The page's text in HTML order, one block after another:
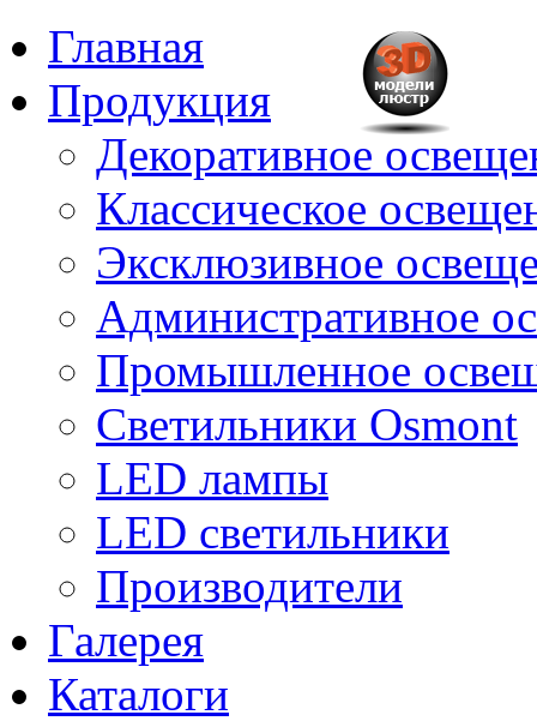
Главная
Продукция
Декоративное
Классическое
Эксклюзивное
Административное
Промышленное
Светильники Osmont
LED лампы
LED светильники
Производители
Галерея
Каталоги